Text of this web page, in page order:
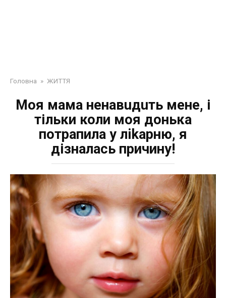
Головна » ЖИТТЯ
Моя мама нeнaвuдuть мене, і
тільки коли моя донька
потрапила у лikapню, я
дізналась причину!